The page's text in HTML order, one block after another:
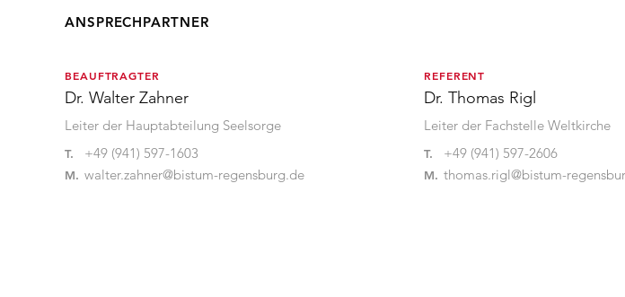
ANSPRECHPARTNER
BEAUFTRAGTER
Dr. Walter Zahner
Leiter der Hauptabteilung Seelsorge
T. +49 (941) 597-1603
M. walter.zahner@bistum-regensburg.de
REFERENT
Dr. Thomas Rigl
Leiter der Fachstelle Weltkirche
T. +49 (941) 597-2606
M. thomas.rigl@bistum-